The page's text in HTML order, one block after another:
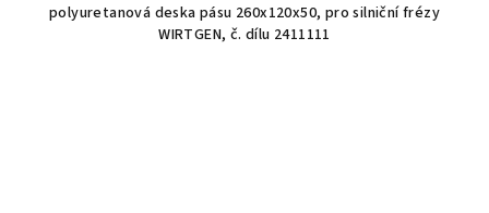
polyuretanová deska pásu 260x120x50, pro silniční frézy
WIRTGEN, č. dílu 2411111